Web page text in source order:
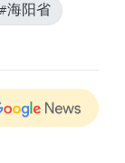
#海阳省